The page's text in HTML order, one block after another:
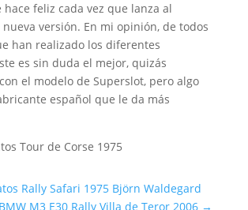
feliz cada vez que lanza al
versión. En mi opinión, de todos
han realizado los diferentes
es sin duda el mejor, quizás
el modelo de Superslot, pero algo
español que le da más
Rally Safari 1975 Björn Waldegard
BMW M3 E30 Rally Villa de Teror 2006 →